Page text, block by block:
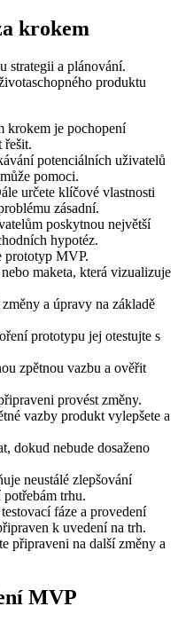
krokem
strategii a plánování.
produktu
krokem je pochopení
řešit.
potenciálních uživatelů
pomoci.
určete klíčové vlastnosti
zásadní.
poskytnou největší
hypotéz.
prototyp MVP.
maketa, která vizualizuje
a úpravy na základě
prototypu jej otestujte s
zpětnou vazbu a ověřit
provést změny.
vazby produkt vylepšete a
dokud nebude dosaženo
neustálé zlepšování
trhu.
fáze a provedení
k uvedení na trh.
připraveni na další změny a
MVP